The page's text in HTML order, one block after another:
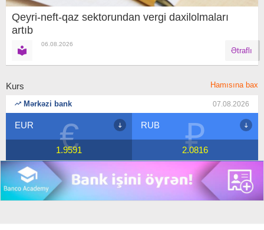
Qeyri-neft-qaz sektorundan vergi daxilolmaları
artıb
06.08.2026
Ətraflı
Kurs Hamısına bax
Mərkəzi bank 07.08.2026
€
EUR
1.9591 ₽
RUB
2.0816